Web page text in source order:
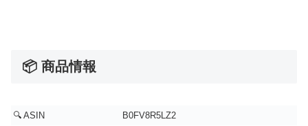
📦 商品情報
🔍 ASIN
B0FV8R5LZ2